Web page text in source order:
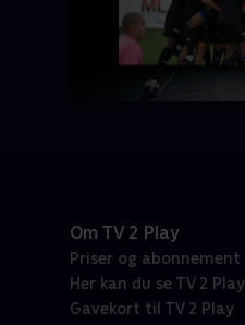
Om TV 2 Play
Priser og abonnement
Her kan du se TV 2 Play
Gavekort til TV 2 Play